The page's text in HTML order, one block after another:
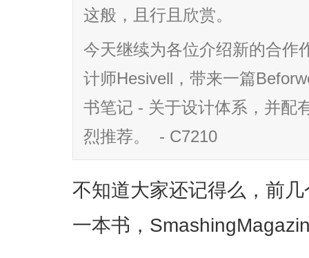
这般，且行且欣赏。
今天继续为各位介绍新的合作
计师Hesivell，带来一篇
书笔记 - 关于设计体系，并配
烈推荐。 - C7210
不知道大家还记得么，前
一本书，